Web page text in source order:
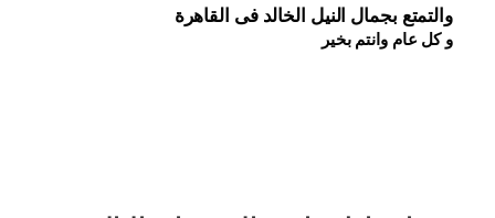
والتمتع بجمال النيل الخالد فى القاهرة
و كل عام وانتم بخير